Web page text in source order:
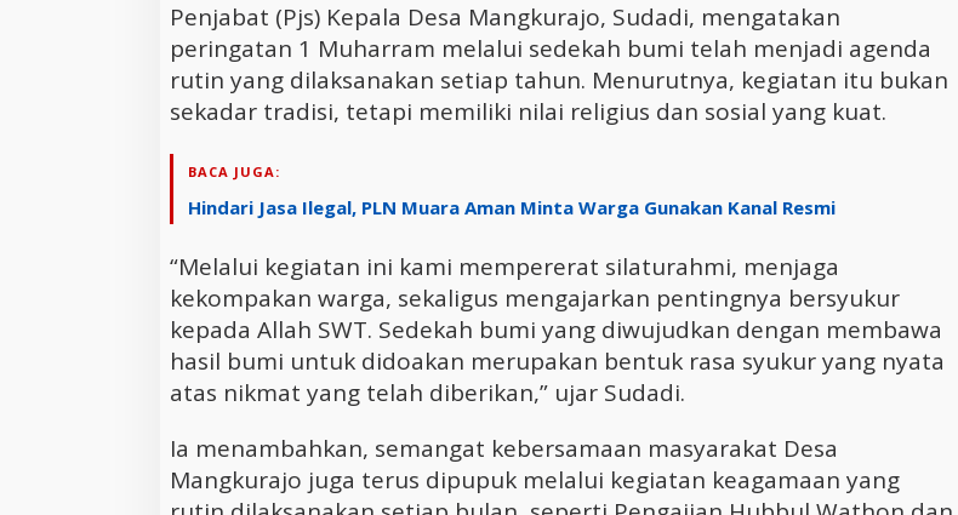
Penjabat (Pjs) Kepala Desa Mangkurajo, Sudadi, mengatakan
peringatan 1 Muharram melalui sedekah bumi telah menjadi agenda
rutin yang dilaksanakan setiap tahun. Menurutnya, kegiatan itu bukan
sekadar tradisi, tetapi memiliki nilai religius dan sosial yang kuat.
BACA JUGA:
Hindari Jasa Ilegal, PLN Muara Aman Minta Warga Gunakan Kanal Resmi
“Melalui kegiatan ini kami mempererat silaturahmi, menjaga
kekompakan warga, sekaligus mengajarkan pentingnya bersyukur
kepada Allah SWT. Sedekah bumi yang diwujudkan dengan membawa
hasil bumi untuk didoakan merupakan bentuk rasa syukur yang nyata
atas nikmat yang telah diberikan,” ujar Sudadi.
Ia menambahkan, semangat kebersamaan masyarakat Desa
Mangkurajo juga terus dipupuk melalui kegiatan keagamaan yang